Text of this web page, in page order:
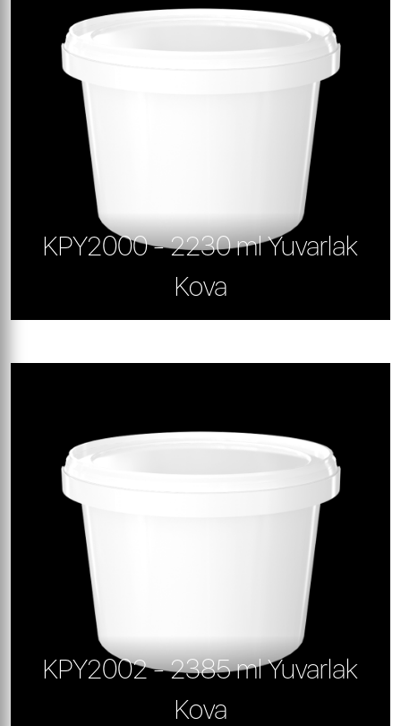
KPY2000 - 2230 ml Yuvarlak
Kova
KPY2002 - 2385 ml Yuvarlak
Kova